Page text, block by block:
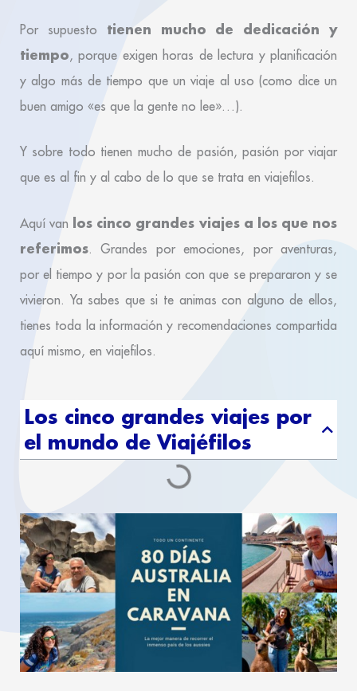
Por supuesto tienen mucho de dedicación y
tiempo, porque exigen horas de lectura y planificación
y algo más de tiempo que un viaje al uso (como dice un
buen amigo «es que la gente no lee»…).
Y sobre todo tienen mucho de pasión, pasión por viajar
que es al fin y al cabo de lo que se trata en viajefilos.
Aquí van los cinco grandes viajes a los que nos
referimos. Grandes por emociones, por aventuras,
por el tiempo y por la pasión con que se prepararon y se
vivieron. Ya sabes que si te animas con alguno de ellos,
tienes toda la información y recomendaciones compartida
aquí mismo, en viajefilos.
Los cinco grandes viajes por
el mundo de Viajéfilos